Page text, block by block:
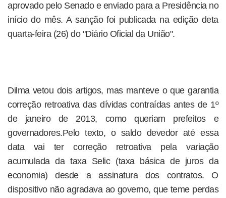
aprovado pelo Senado e enviado para a Presidência no
início do mês. A sanção foi publicada na edição deta
quarta-feira (26) do "Diário Oficial da União".
Dilma vetou dois artigos, mas manteve o que garantia
correção retroativa das dívidas contraídas antes de 1º
de janeiro de 2013, como queriam prefeitos e
governadores.Pelo texto, o saldo devedor até essa
data vai ter correção retroativa pela variação
acumulada da taxa Selic (taxa básica de juros da
economia) desde a assinatura dos contratos. O
dispositivo não agradava ao governo, que teme perdas